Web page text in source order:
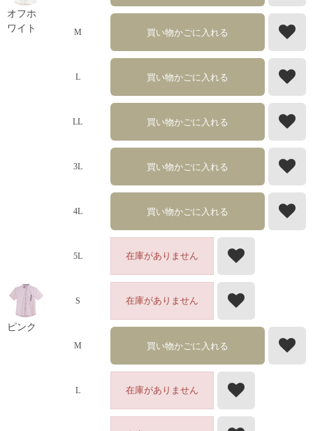
オフホ
ワイト
M 買い物かごに入れる
L 買い物かごに入れる
LL 買い物かごに入れる
3L 買い物かごに入れる
4L 買い物かごに入れる
5L 在庫がありません
ピンク
S 在庫がありません
M 買い物かごに入れる
L 在庫がありません